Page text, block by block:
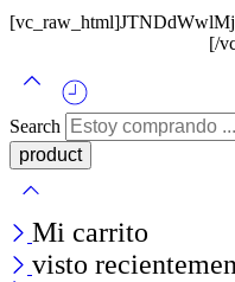
[/
Search
Mi carrito
visto